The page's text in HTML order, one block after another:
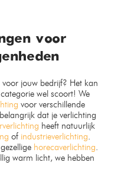
voor
jouw bedrijf? Het kan
wel scoort! We
voor verschillende
dat je verlichting
heeft natuurlijk
of industrieverlichting.
horecaverlichting.
warm licht, we hebben